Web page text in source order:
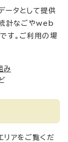
ータとして提供
統計なごやweb
す。ご利用の場
み
リアをご覧くだ